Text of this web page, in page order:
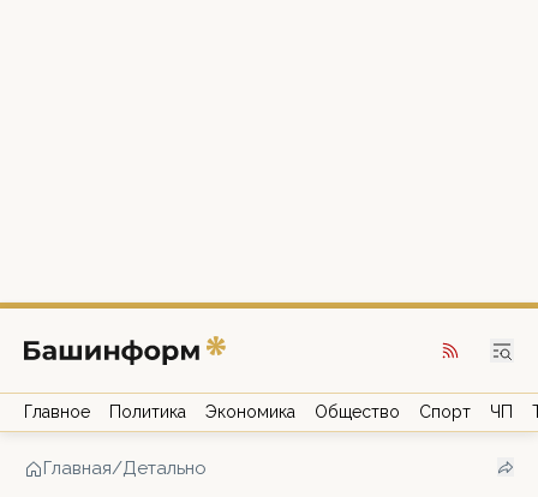
Главное Политика Экономика Общество Спорт ЧП
Главная/Детально